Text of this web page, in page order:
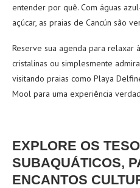
entender por quê. Com águas
açúcar, as praias de Cancún são
Reserve sua agenda para relaxar
cristalinas ou simplesmente
visitando praias como Playa
Mool para uma experiência
EXPLORE OS
SUBAQUÁTICOS,
ENCANTOS